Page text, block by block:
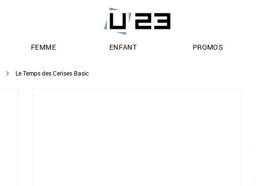
FEMME ENFANT PROMOS
Le Temps des Cerises Basic